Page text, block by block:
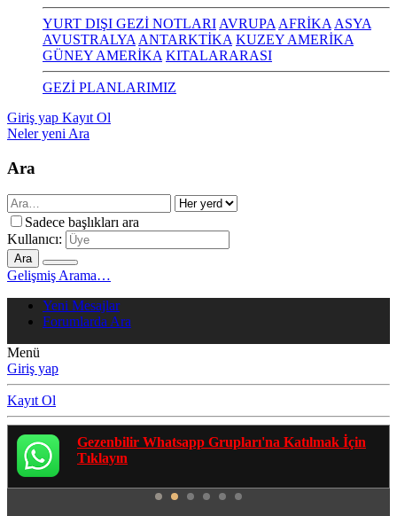
YURT DIŞI GEZİ NOTLARI AVRUPA AFRİKA ASYA
AVUSTRALYA ANTARKTİKA KUZEY AMERİKA
GÜNEY AMERİKA KITALARARASI
GEZİ PLANLARIMIZ
Giriş yap Kayıt Ol
Neler yeni Ara
Ara
Sadece başlıkları ara
Kullanıcı:
Ara
Gelişmiş Arama…
Yeni Mesajlar
Forumlarda Ara
Menü
Giriş yap
Kayıt Ol
Gezenbilir Whatsapp Grupları'na Katılmak İçin
Tıklayın